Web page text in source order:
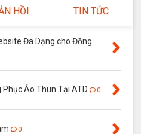
HỒI TIN TỨC
Đa Dạng cho Đồng
Áo Thun Tại ATD 0
0